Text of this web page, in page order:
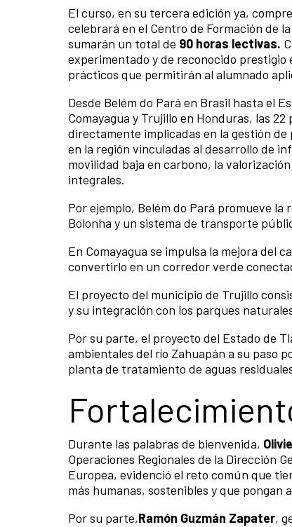
El curso, en su tercera edición ya,
celebrará en el Centro de Formación de
sumarán un total de 90 horas lectivas.
experimentado y de reconocido prestigio
prácticos que permitirán al alumnado
Desde Belém do Pará en Brasil hasta el
Comayagua y Trujillo en Honduras, las
directamente implicadas en la gestión
en la región vinculadas al desarrollo de
movilidad baja en carbono, la
integrales.
Por ejemplo, Belém do Pará promueve
Bolonha y un sistema de transporte
En Comayagua se impulsa la mejora del
convertirlo en un corredor verde
El proyecto del municipio de Trujillo
y su integración con los parques
Por su parte, el proyecto del Estado de
ambientales del río Zahuapán a su paso
planta de tratamiento de aguas
Durante las palabras de bienvenida,
Operaciones Regionales de la Dirección
Europea, evidenció el reto común que
más humanas, sostenibles y que pongan
Por su parte,Ramón Guzmán Zapater,